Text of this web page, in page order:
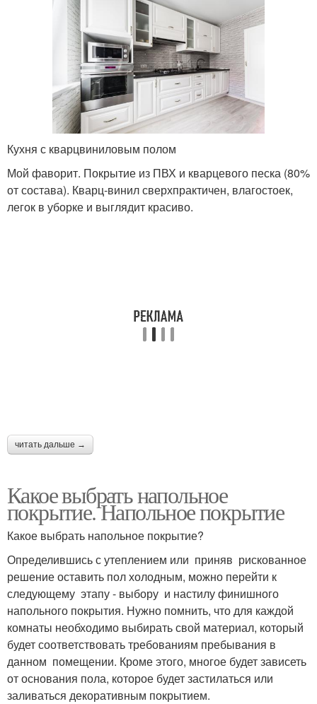
Кухня с кварцвиниловым полом
Мой фаворит. Покрытие из ПВХ и кварцевого песка (80%
от состава). Кварц-винил сверхпрактичен, влагостоек,
легок в уборке и выглядит красиво.
читать дальше →
Какое выбрать напольное
покрытие. Напольное покрытие
Какое выбрать напольное покрытие?
Определившись с утеплением или приняв рискованное
решение оставить пол холодным, можно перейти к
следующему этапу - выбору и настилу финишного
напольного покрытия. Нужно помнить, что для каждой
комнаты необходимо выбирать свой материал, который
будет соответствовать требованиям пребывания в
данном помещении. Кроме этого, многое будет зависеть
от основания пола, которое будет застилаться или
заливаться декоративным покрытием.